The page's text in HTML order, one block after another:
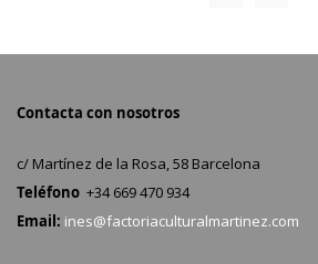
Contacta con nosotros
c/ Martínez de la Rosa, 58 Barcelona
Teléfono +34 669 470 934
Email: ines@factoriaculturalmartinez.com